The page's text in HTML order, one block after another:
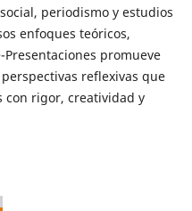
periodismo y estudios
enfoques teóricos,
promueve
reflexivas que
con rigor, creatividad y